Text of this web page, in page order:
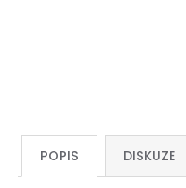
POPIS DISKUZE